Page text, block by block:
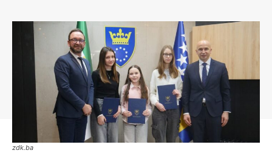
zdk.ba